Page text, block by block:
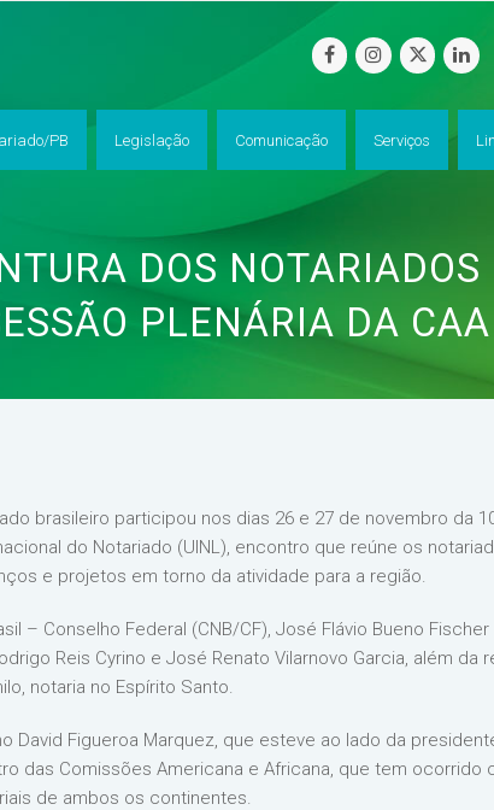
facebookinstagram
twitter
PB Legislação Comunicação Serviços
DOS NOTARIADOS
PLENÁRIA DA CAA
brasileiro participou nos dias 26 e 27 de novembro da
do Notariado (UINL), encontro que reúne os
e projetos em torno da atividade para a região.
– Conselho Federal (CNB/CF), José Flávio Bueno Fischer
Reis Cyrino e José Renato Vilarnovo Garcia, além da
notaria no Espírito Santo.
Figueroa Marquez, que esteve ao lado da
das Comissões Americana e Africana, que tem ocorrido
de ambos os continentes.